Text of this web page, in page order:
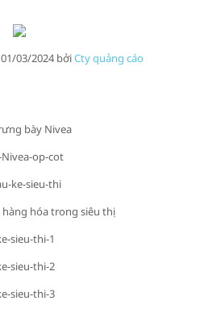
03/2024 bởiCty quảng cáo
hóa trong siêu thị